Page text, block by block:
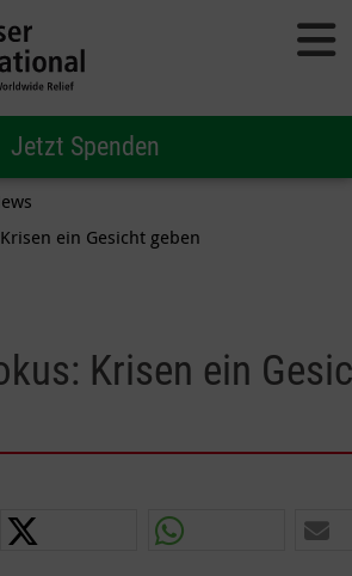
Jetzt Spenden
ein Gesicht geben
Krisen ein